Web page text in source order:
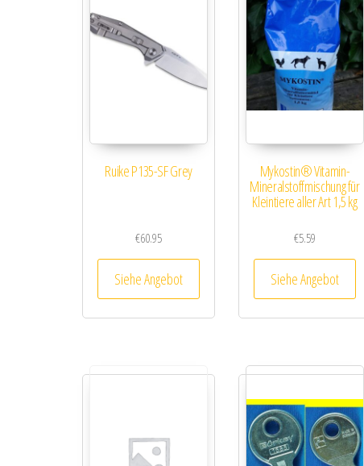
Ruike P135-SF Grey
€60.95
Siehe Angebot
Mykostin® Vitamin-
Mineralstoffmischung für
Kleintiere aller Art 1,5 kg
€5.59
Siehe Angebot